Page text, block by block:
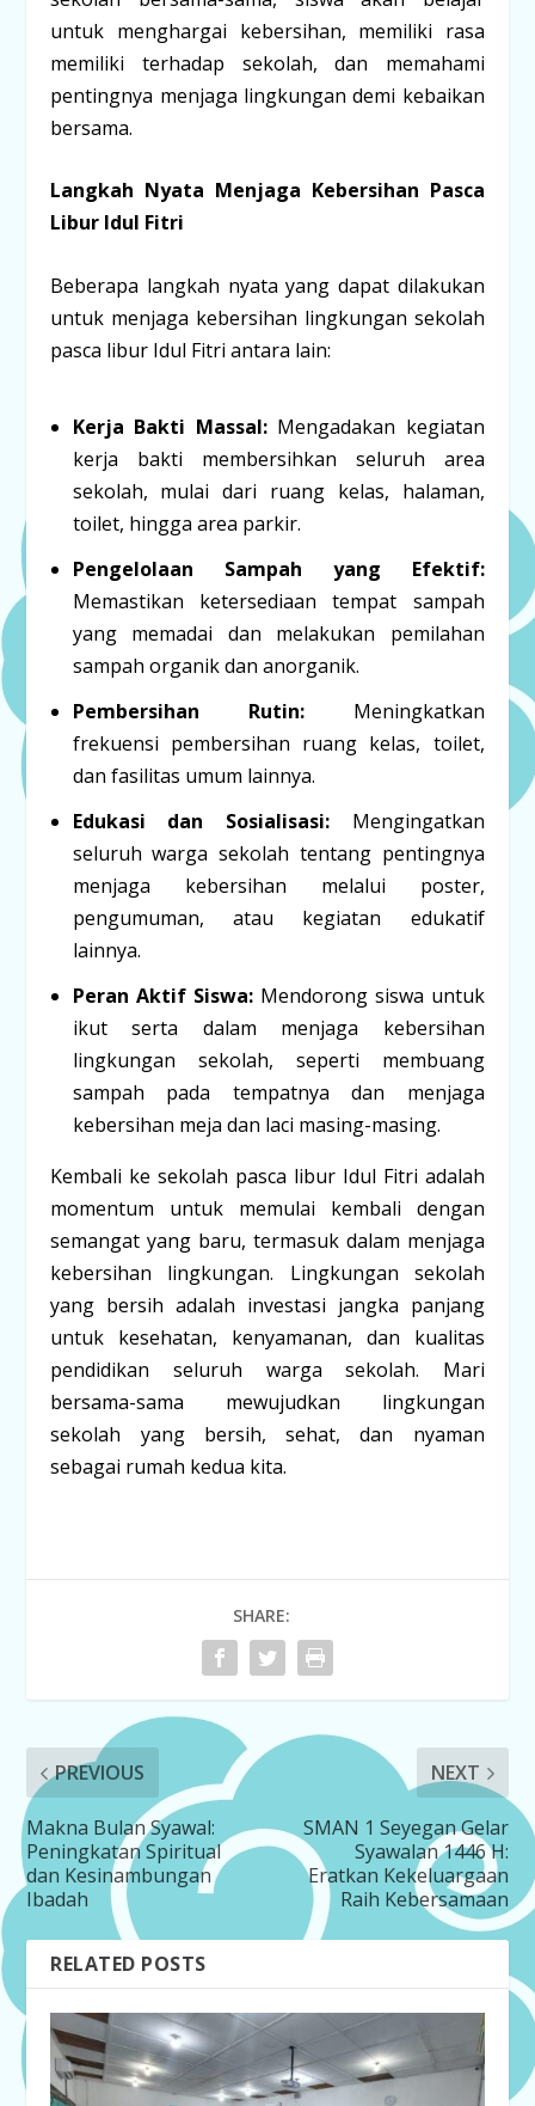
untuk menghargai kebersihan, memiliki rasa
memiliki terhadap sekolah, dan memahami
pentingnya menjaga lingkungan demi kebaikan
bersama.
Langkah Nyata Menjaga Kebersihan Pasca
Libur Idul Fitri
Beberapa langkah nyata yang dapat dilakukan
untuk menjaga kebersihan lingkungan sekolah
pasca libur Idul Fitri antara lain:
Kerja Bakti Massal:Mengadakan kegiatan
kerja bakti membersihkan seluruh area
sekolah, mulai dari ruang kelas, halaman,
toilet, hingga area parkir.
Pengelolaan Sampah yang Efektif:
Memastikan ketersediaan tempat sampah
yang memadai dan melakukan pemilahan
sampah organik dan anorganik.
Pembersihan Rutin:Meningkatkan
frekuensi pembersihan ruang kelas, toilet,
dan fasilitas umum lainnya.
Edukasi dan Sosialisasi:Mengingatkan
seluruh warga sekolah tentang pentingnya
menjaga kebersihan melalui poster,
pengumuman, atau kegiatan edukatif
lainnya.
Peran Aktif Siswa:Mendorong siswa untuk
ikut serta dalam menjaga kebersihan
lingkungan sekolah, seperti membuang
sampah pada tempatnya dan menjaga
kebersihan meja dan laci masing-masing.
Kembali ke sekolah pasca libur Idul Fitri adalah
momentum untuk memulai kembali dengan
semangat yang baru, termasuk dalam menjaga
kebersihan lingkungan. Lingkungan sekolah
yang bersih adalah investasi jangka panjang
untuk kesehatan, kenyamanan, dan kualitas
pendidikan seluruh warga sekolah. Mari
bersama-sama mewujudkan lingkungan
sekolah yang bersih, sehat, dan nyaman
sebagai rumah kedua kita.
SHARE:
PREVIOUS
Makna Bulan Syawal:
Peningkatan Spiritual
dan Kesinambungan
Ibadah
NEXT
SMAN 1 Seyegan Gelar
Syawalan 1446 H:
Eratkan Kekeluargaan
Raih Kebersamaan
RELATED POSTS